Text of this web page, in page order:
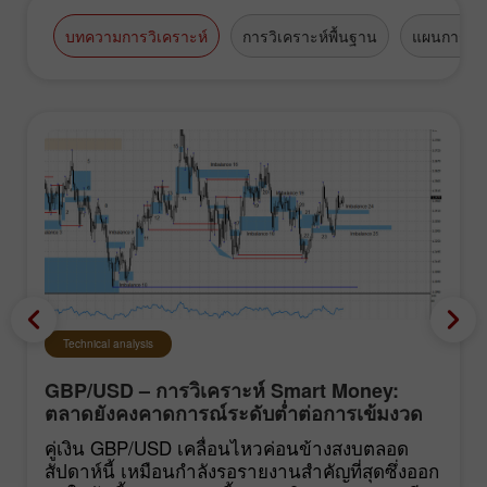
บทความการวิเคราะห์ การวิเคราะห์พื้นฐาน แผนการซื้
Technical analysis
GBP/USD – การวิเคราะห์ Smart Money:
ตลาดยังคงคาดการณ์ระดับต่ำต่อการเข้มงวด
นโยบายของ FOMC
คู่เงิน GBP/USD เคลื่อนไหวค่อนข้างสงบตลอด
สัปดาห์นี้ เหมือนกำลังรอรายงานสำคัญที่สุดซึ่งออก